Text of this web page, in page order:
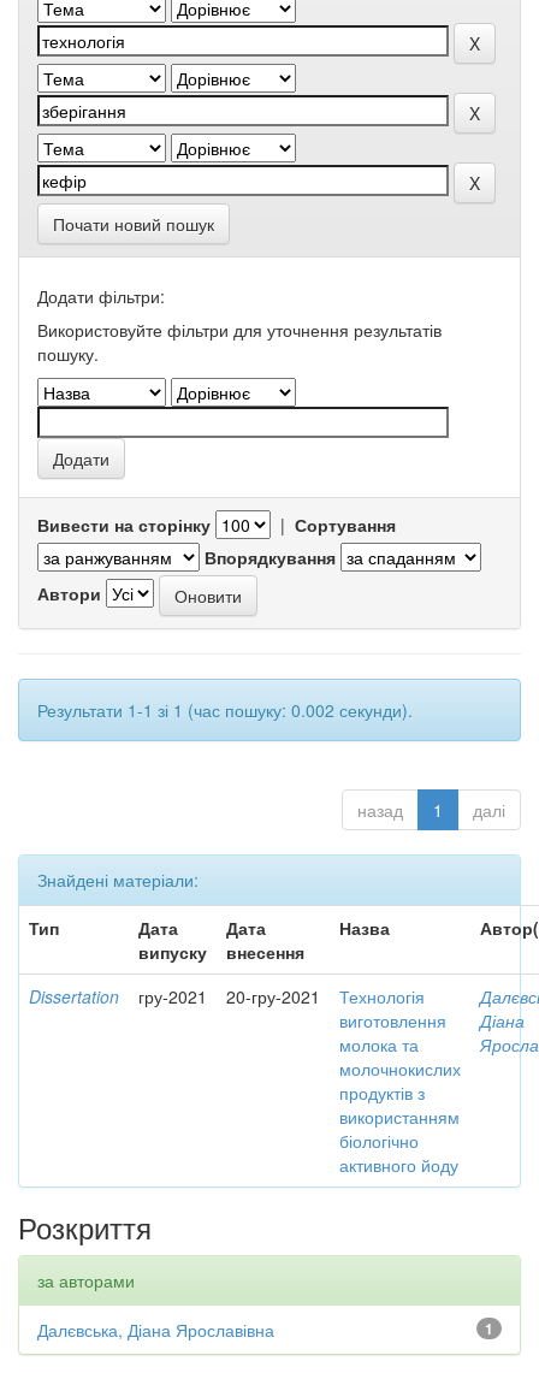
Почати новий пошук
Додати фільтри:
Використовуйте фільтри для уточнення результатів
пошуку.
Вивести на сторінку | Сортування
Впорядкування
Автори
Результати 1-1 зі 1 (час пошуку: 0.002 секунди).
назад 1 далі
Знайдені матеріали:
Тип
Дата
випуску
Дата
внесення
Назва
Dissertation гру-2021 20-гру-2021
Технологія
виготовлення
молока та
молочнокислих
продуктів з
використанням
біологічно
активного йоду
Діана
Розкриття
за авторами
1
Далєвська, Діана Ярославівна